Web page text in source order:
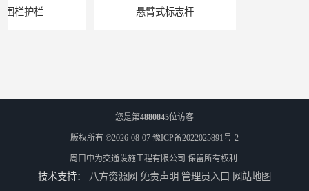
F型悬臂式交通标志杆
您是第4880845位访客
版权所有 ©2026-08-07 豫ICP备2022025891号-2
周口中为交通设施工程有限公司 保留所有权利.
技术支持： 八方资源网 免责声明 管理员入口 网站地图